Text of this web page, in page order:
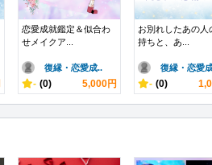
恋愛成就鑑定＆似合わ
せメイクア...
復縁・恋愛成..
- (0) 5,000円
お別れしたあの人
持ちと、あ...
復縁・恋愛
- (0)